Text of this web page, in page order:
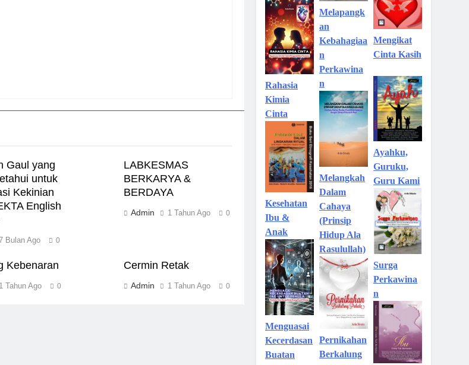
Gaul yang
untuk
Kekinian
English
Bulan Ago 0
LABKESMAS
BERKARYA &
BERDAYA
Admin 1 Tahun Ago 0
Kebenaran
1 Tahun Ago 0
Cermin Retak
Admin 1 Tahun Ago 0
Rahasia
Kimia
Cinta
Kesehatan
Ibu &
Anak
Menguasai
Kecerdasan
Buatan
Melapangk
an
Kebahagiaa
n
Perkawina
n
Melangkah
Dalam
Cahaya
(Prinsip
Hidup Ala
Rasulullah)
Pernikahan
Berkalung
Mengikat
Cinta Kasih
Ayahku,
Guruku,
Guru Kami
Surga
Perkawina
n